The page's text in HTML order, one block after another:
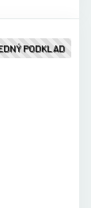
PODKLAD